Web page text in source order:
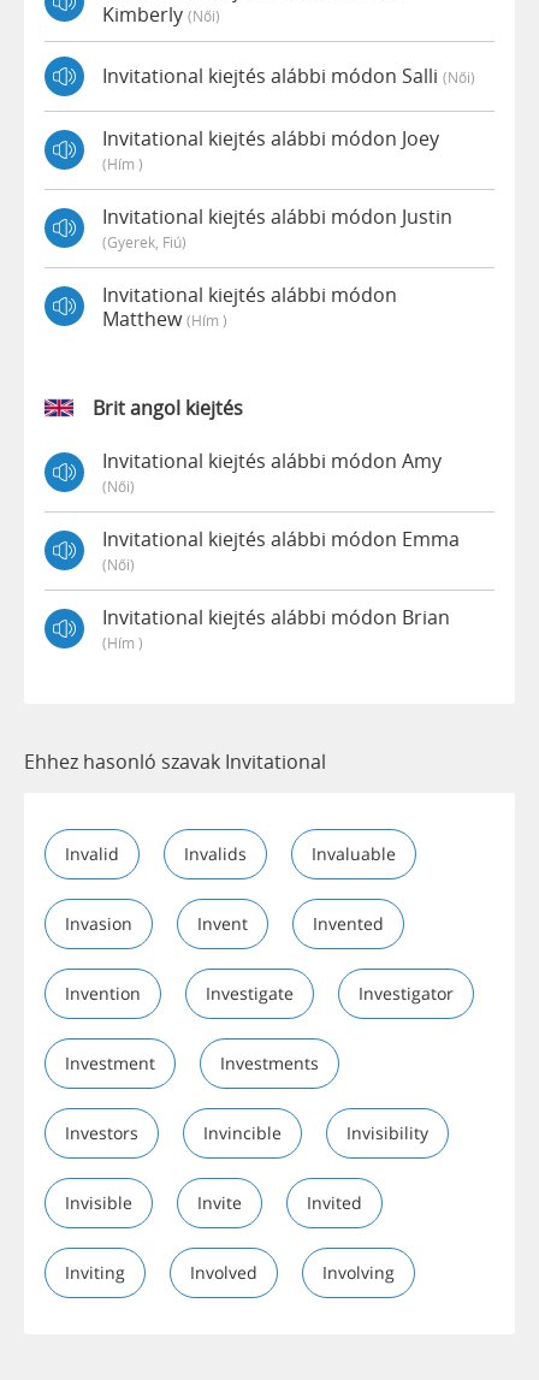
Kimberly (női)
Invitational kiejtés alábbi módon Salli (női)
Invitational kiejtés alábbi módon Joey
(hím )
Invitational kiejtés alábbi módon Justin
(gyerek, Fiú)
Invitational kiejtés alábbi módon
Matthew(hím )
Brit angol kiejtés
Invitational kiejtés alábbi módon Amy
(női)
Invitational kiejtés alábbi módon Emma
(női)
Invitational kiejtés alábbi módon Brian
(hím )
Ehhez hasonló szavak Invitational
Invalid Invalids Invaluable
Invasion Invent Invented
Invention Investigate Investigator
Investment Investments
Investors Invincible Invisibility
Invisible Invite Invited
Inviting Involved Involving